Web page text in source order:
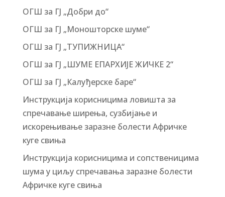
ОГШ за ГЈ „Добри до“
ОГШ за ГЈ „Моношторске шуме“
ОГШ за ГЈ „ТУПИЖНИЦА“
ОГШ за ГЈ „ШУМЕ ЕПАРХИЈЕ ЖИЧКЕ 2“
ОГШ за ГЈ „Калуђерске баре“
Инструкција корисницима ловишта за
спречавање ширења, сузбијање и
искорењивање заразне болести Афричке
куге свиња
Инструкција корисницима и сопственицима
шума у циљу спречавања заразне болести
Афричке куге свиња